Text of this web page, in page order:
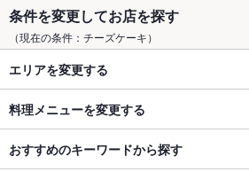
条件を変更してお店を探す
（現在の条件：チーズケーキ）
エリアを変更する
料理メニューを変更する
おすすめのキーワードから探す